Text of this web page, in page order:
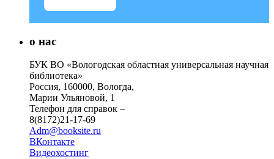
о нас
БУК ВО «Вологодская областная универсальная научная
библиотека»
Россия, 160000, Вологда,
Марии Ульяновой, 1
Телефон для справок –
8(8172)21-17-69
Adm@booksite.ru
ВКонтакте
Видеохостинг